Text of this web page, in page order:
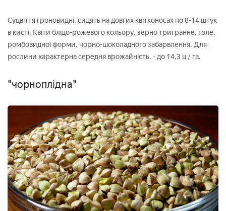
Суцвіття гроновидні, сидять на довгих квітконосах по 8-14 штук
в кисті. Квіти блідо-рожевого кольору, зерно тригранне, голе,
ромбовидної форми, чорно-шоколадного забарвлення. Для
рослини характерна середня врожайність, - до 14,3 ц / га.
"чорноплідна"